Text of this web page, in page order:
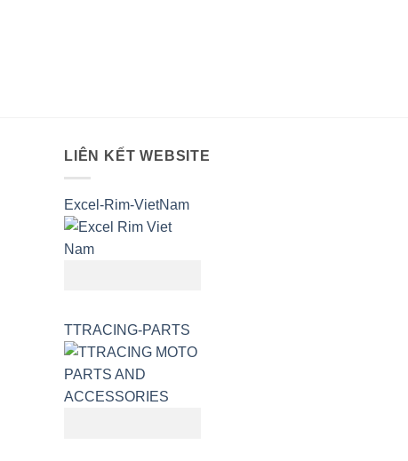
LIÊN KẾT WEBSITE
Excel-Rim-VietNam
TTRACING-PARTS